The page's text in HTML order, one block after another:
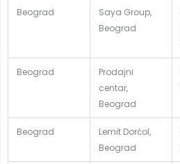
Beograd
Saya Group,
Beograd
Beograd
Prodajni
centar,
Beograd
Beograd
Lemit Dorćol,
Beograd